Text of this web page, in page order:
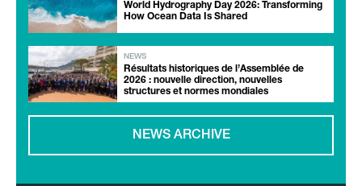
World Hydrography Day 2026: Transforming
How Ocean Data Is Shared
NEWS
Résultats historiques de l’Assemblée de
2026 : nouvelle direction, nouvelles
structures et normes mondiales
NEWS ARCHIVE